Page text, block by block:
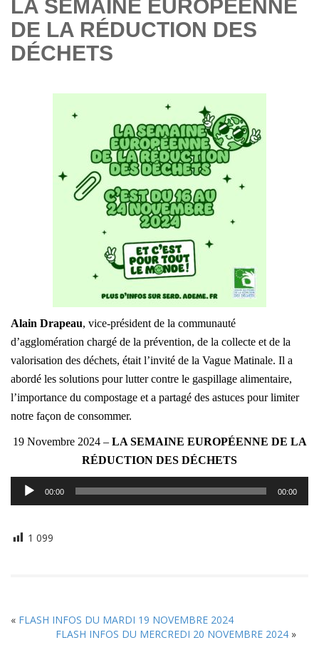
LA SEMAINE EUROPÉENNE
DE LA RÉDUCTION DES
DÉCHETS
Alain Drapeau, vice-président de la communauté
d’agglomération chargé de la prévention, de la collecte et de la
valorisation des déchets, était l’invité de la Vague Matinale. Il a
abordé les solutions pour lutter contre le gaspillage alimentaire,
l’importance du compostage et a partagé des astuces pour limiter
notre façon de consommer.
19 Novembre 2024 – LA SEMAINE EUROPÉENNE DE LA
RÉDUCTION DES DÉCHETS
Lecteur
audio
00:00 00:00
1 099
« FLASH INFOS DU MARDI 19 NOVEMBRE 2024
FLASH INFOS DU MERCREDI 20 NOVEMBRE 2024»